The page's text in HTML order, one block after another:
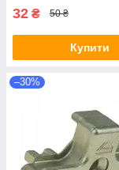
32 ₴ 50 ₴
Купити
–30%